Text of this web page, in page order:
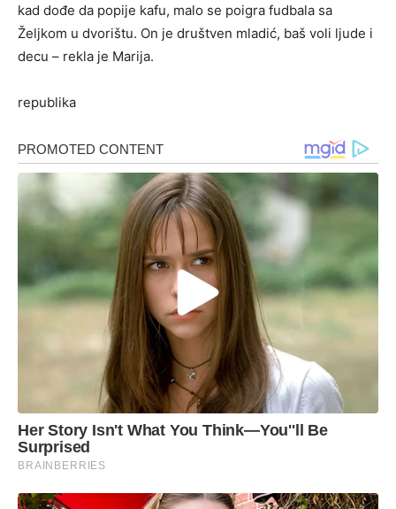
kad dođe da popije kafu, malo se poigra fudbala sa
Željkom u dvorištu. On je društven mladić, baš voli ljude i
decu – rekla je Marija.
republika